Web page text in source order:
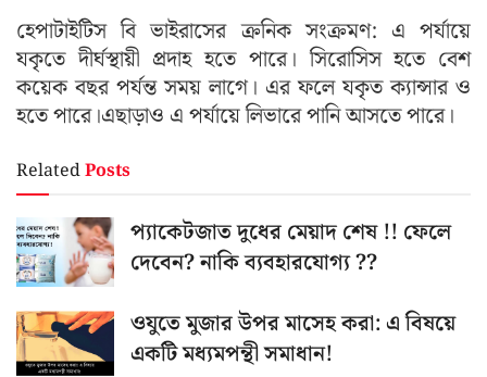
হেপাটাইটিস বি ভাইরাসের ক্রনিক সংক্রমণ: এ পর্যায়ে
যকৃতে দীর্ঘস্থায়ী প্রদাহ হতে পারে। সিরোসিস হতে বেশ
কয়েক বছর পর্যন্ত সময় লাগে। এর ফলে যকৃত ক্যান্সার ও
হতে পারে।এছাড়াও এ পর্যায়ে লিভারে পানি আসতে পারে।
RelatedPosts
প্যাকেটজাত দুধের মেয়াদ শেষ !! ফেলে
দেবেন? নাকি ব্যবহারযোগ্য ??
ওযুতে মুজার উপর মাসেহ করা: এ বিষয়ে
একটি মধ্যমপন্থী সমাধান!